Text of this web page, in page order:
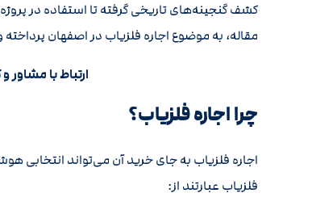
کشف گنجینه‌های تاریخی گرفته تا استفاده در
مقاله، به موضوع اجاره فلزیاب در اصفهان
ارتباط با مشاور
چرا اجاره فلزیاب؟
اجاره فلزیاب به جای خرید آن می‌تواند انتخابی
فلزیاب عبارتند از: